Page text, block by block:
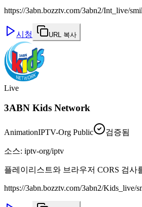
https://3abn.bozztv.com/3abn2/Int_live/
시청 URL 복사
Live
3ABN Kids Network
AnimationIPTV-Org Public 검증됨
소스: iptv-org/iptv
플레이리스트와 브라우저 CORS 검사
https://3abn.bozztv.com/3abn2/Kids_live/